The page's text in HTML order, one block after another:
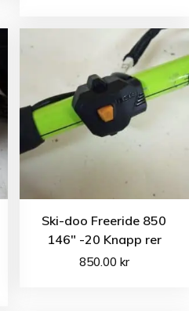
Ski-doo Freeride 850
146″ -20 Knapp rer
850.00 kr